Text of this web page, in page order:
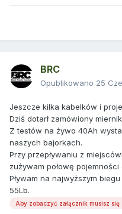
BRC
Opublikowano 25
Jeszcze kilka kabelków i
Dziś dotarł zamówiony
Z testów na żywo 40Ah
naszych bajorkach.
Przy przepływaniu z
zużywam połowę pojemności
Pływam na najwyższym
55Lb.
Aby zobaczyć załącznik musisz się